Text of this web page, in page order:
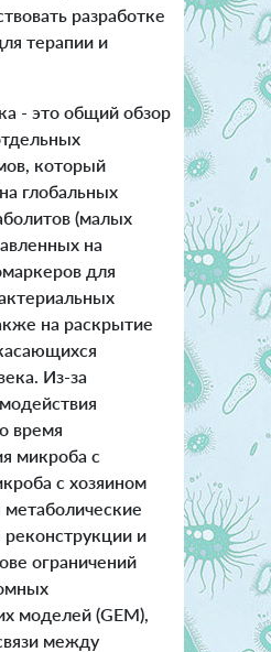
разработке
терапии и
- это общий обзор
который
глобальных
(малых
на
для
на раскрытие
Из-за
время
микроба с
с хозяином
метаболические
реконструкции и
ограничений
моделей (GEM),
между